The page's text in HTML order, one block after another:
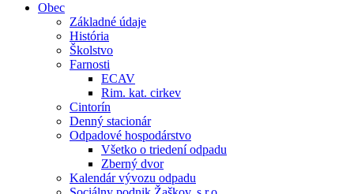
Obec
Základné údaje
História
Školstvo
Farnosti
ECAV
Rim. kat. cirkev
Cintorín
Denný stacionár
Odpadové hospodárstvo
Všetko o triedení odpadu
Zberný dvor
Kalendár vývozu odpadu